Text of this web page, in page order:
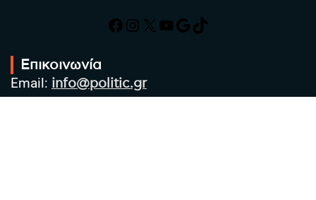
Facebook
Instagram
X YouTube
Google
TikTok
Επικοινωνία
Email: info@politic.gr
Τηλ: